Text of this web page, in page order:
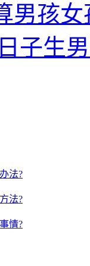
男孩
子生
法?
法?
情?